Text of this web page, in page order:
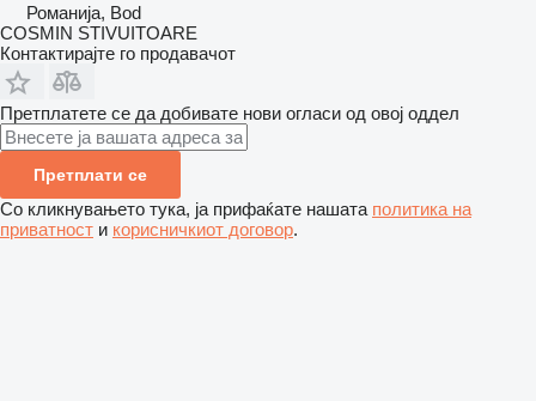
Романија, Bod
COSMIN STIVUITOARE
Контактирајте го продавачот
Претплатете се да добивате нови огласи од овој оддел
Претплати се
Со кликнувањето тука, ја прифаќате нашата политика на
приватност и корисничкиот договор.